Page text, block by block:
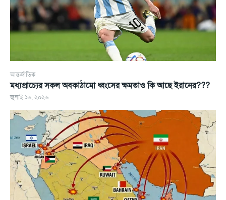
আন্তর্জাতিক
মধ্যপ্রাচ্যের সকল অবকাঠামো ধ্বংসের ক্ষমতাও কি আছে ইরানের???
জুলাই ১৬, ২০২৬